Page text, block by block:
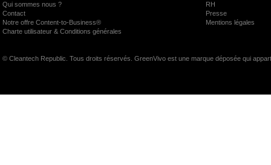
Qui sommes nous ?
RH
Contact
Presse
Notre offre Content-to-Business®
Mentions légales
Charte utilisateur & Conditions générales
© Cleantech Republic. Tous droits réservés. GreenVivo est une marque déposée qui